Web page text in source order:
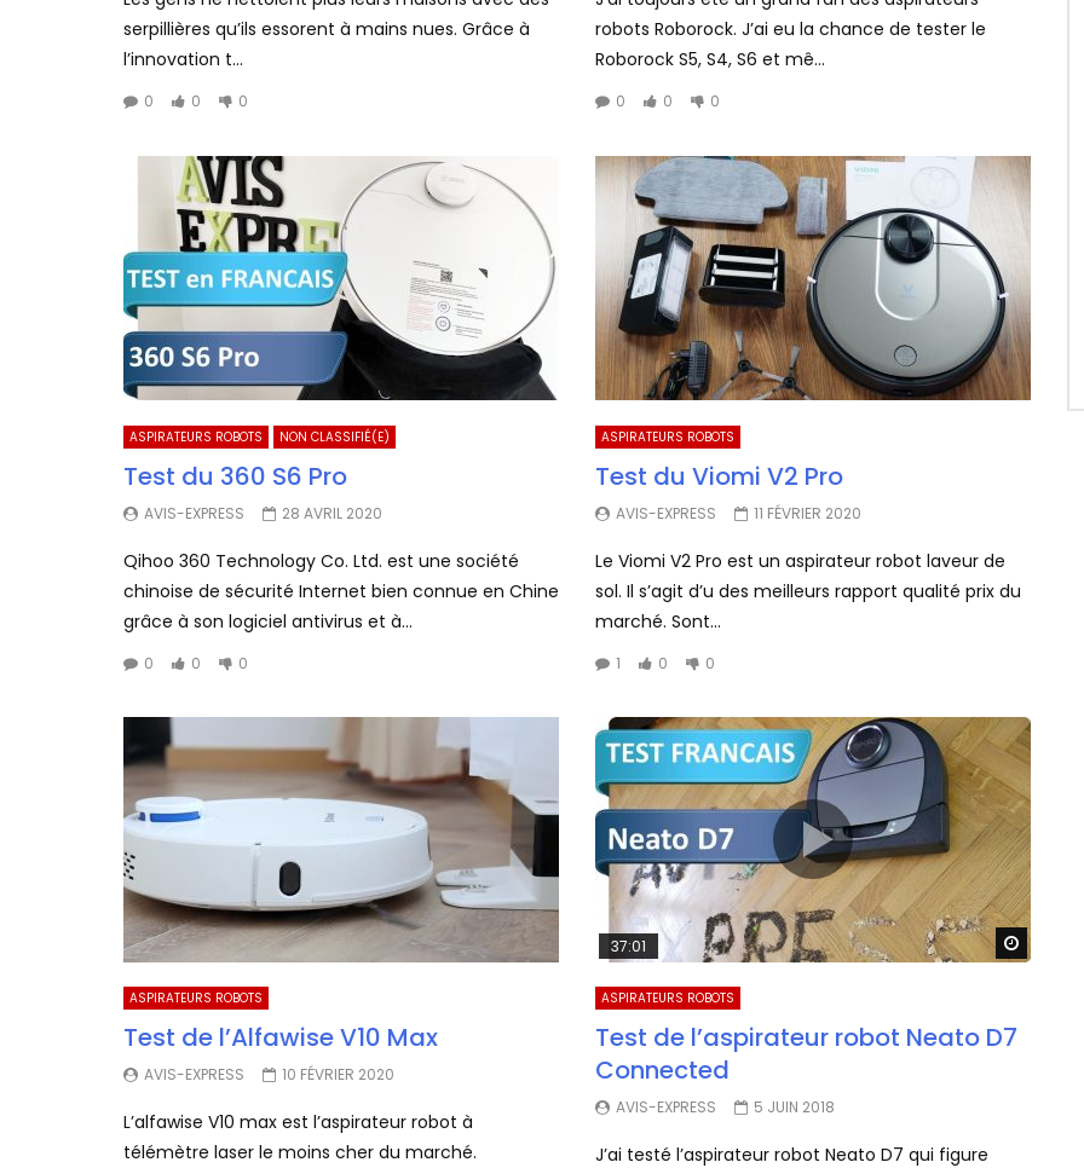
serpillières qu’ils essorent à mains nues. Grâce à
l’innovation t...
0 0 0
robots Roborock. J’ai eu la chance de tester le
Roborock S5, S4, S6 et mê...
0 0 0
ASPIRATEURS ROBOTS NON CLASSIFIÉ(E)
Test du 360 S6 Pro
AVIS-EXPRESS 28 AVRIL 2020
Qihoo 360 Technology Co. Ltd. est une société
chinoise de sécurité Internet bien connue en Chine
grâce à son logiciel antivirus et à...
0 0 0
ASPIRATEURS ROBOTS
Test du Viomi V2 Pro
AVIS-EXPRESS 11 FÉVRIER 2020
Le Viomi V2 Pro est un aspirateur robot laveur de
sol. Il s’agit d’u des meilleurs rapport qualité prix du
marché. Sont...
1 0 0
ASPIRATEURS ROBOTS
Test de l’Alfawise V10 Max
AVIS-EXPRESS 10 FÉVRIER 2020
L’alfawise V10 max est l’aspirateur robot à
télémètre laser le moins cher du marché.
Watch
37:01
ASPIRATEURS ROBOTS
Test de l’aspirateur robot Neato D7
Connected
AVIS-EXPRESS 5 JUIN 2018
J’ai testé l’aspirateur robot Neato D7 qui figure